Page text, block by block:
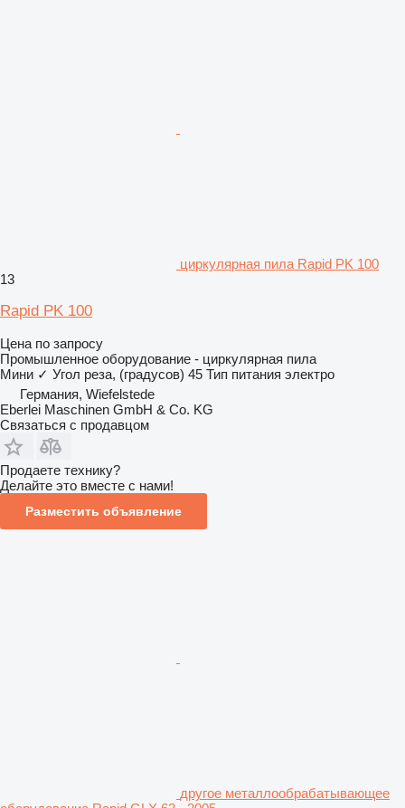
циркулярная пила Rapid PK 100
13
Rapid PK 100
Цена по запросу
Промышленное оборудование - циркулярная пила
Мини ✓ Угол реза, (градусов) 45 Тип питания электро
Германия, Wiefelstede
Eberlei Maschinen GmbH & Co. KG
Связаться с продавцом
Продаете технику?
Делайте это вместе с нами!
Разместить объявление
другое металлообрабатывающее